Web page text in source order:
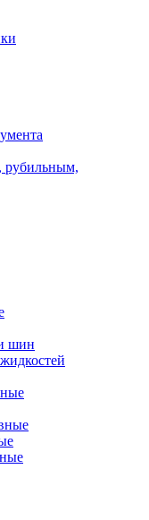
рубильным,
шин